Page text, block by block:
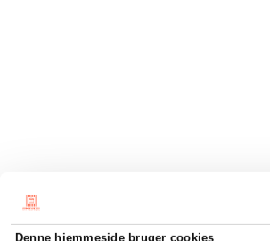
Denne hjemmeside bruger cookies